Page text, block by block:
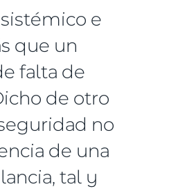
e
que un
falta de
de otro
no
de una
tal y